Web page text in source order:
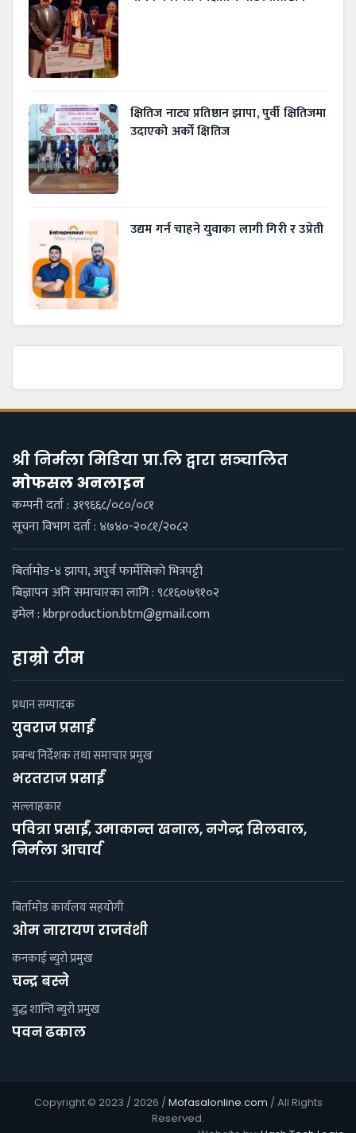
क्षितिज नाट्य प्रतिष्ठान झापा, पुर्वी क्षितिजमा
उदाएको अर्को क्षितिज
उद्यम गर्न चाहने युवाका लागी गिरी र उप्रेती
श्री निर्मला मिडिया प्रा.लि द्वारा सञ्चालित
माेफसल अनलाइन
कम्पनी दर्ता : ३१९६६८/०८०/०८१
सूचना विभाग दर्ता : ४७४०-२०८१/२०८२
बिर्तामाेड-४ झापा, अपुर्व फार्मेसिकाे भित्रपट्टी
बिज्ञापन अनि समाचारका लागि : ९८१६०७९१०२
इमेल :kbrproduction.btm@gmail.com
हाम्रो टीम
प्रधान सम्पादक
युवराज प्रसाईं
प्रबन्ध निर्देशक तथा समाचार प्रमुख
भरतराज प्रसाईं
सल्लाहकार
पवित्रा प्रसाईं, उमाकान्त खनाल, नगेन्द्र सिलवाल,
निर्मला आचार्य
बिर्तामोड कार्यलय सहयाेगी
ओम नारायण राजवंशी
कनकाई ब्युराे प्रमुख
चन्द्र बस्ने
बुद्ध शान्ति ब्युरो प्रमुख
पवन ढकाल
Copyright © 2023 / 2026 / Mofasalonline.com / All Rights
Reserved.